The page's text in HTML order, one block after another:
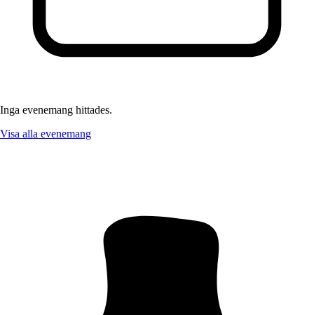
Inga evenemang hittades.
Visa alla evenemang